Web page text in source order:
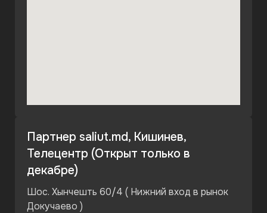
Партнер saliut.md, Кишинев,
Телецентр (Открыт только в
декабре)
Шос. Хынчешть 60/4 ( Нижний вход в рынок
Докучаево )